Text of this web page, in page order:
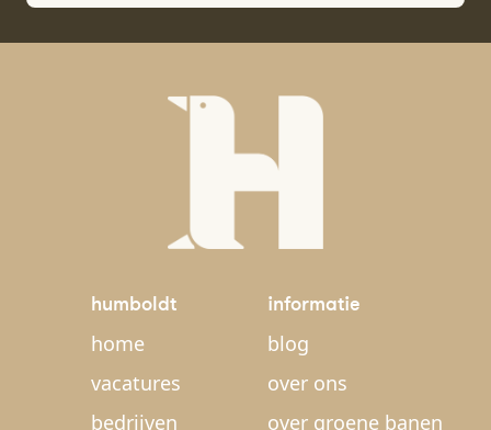
humboldt
home
vacatures
bedrijven
informatie
blog
over ons
over groene banen